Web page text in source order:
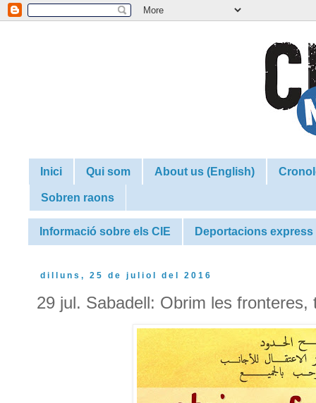
Inici Qui som About us (English)
Sobren raons
Informació sobre els CIE Deportacions express
dilluns, 25 de juliol del 2016
29 jul. Sabadell: Obrim les fronteres,